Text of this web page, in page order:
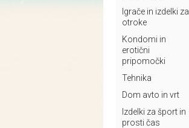
Igrače in izdelki za
otroke
Kondomi in
erotični
pripomočki
Tehnika
Dom avto in vrt
Izdelki za šport in
prosti čas